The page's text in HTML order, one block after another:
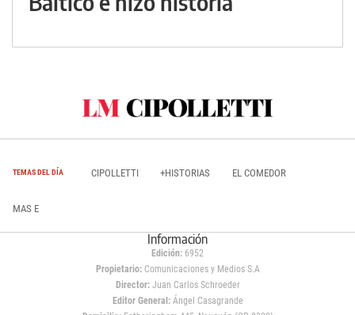
TEMAS DEL DÍA CIPOLLETTI +HISTORIAS EL COMEDOR
MAS E
Información
Edición: 6952
Propietario:Comunicaciones y Medios S.A
Director: Juan Carlos Schroeder
Editor General:Ángel Casagrande